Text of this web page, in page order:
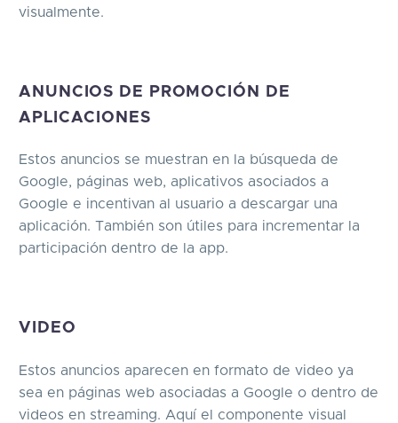
visualmente.
ANUNCIOS DE PROMOCIÓN DE
APLICACIONES
Estos anuncios se muestran en la búsqueda de
Google, páginas web, aplicativos asociados a
Google e incentivan al usuario a descargar una
aplicación. También son útiles para incrementar la
participación dentro de la app.
VIDEO
Estos anuncios aparecen en formato de video ya
sea en páginas web asociadas a Google o dentro de
videos en streaming. Aquí el componente visual